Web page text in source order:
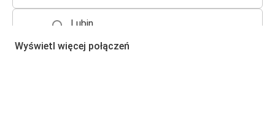
Lubin
Wyświetl więcej połączeń